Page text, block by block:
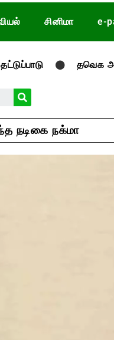
சினிமா e-
தவெக அரசை
நடிகை நக்மா